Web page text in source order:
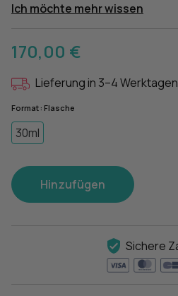
Ich möchte mehr wissen
170,00 €
Lieferung in 3–4 Werktagen
Format : Flasche
30ml
Hinzufügen
Sichere